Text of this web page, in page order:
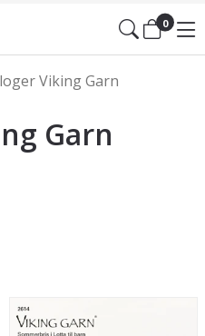
0
Viking Garn
Garn